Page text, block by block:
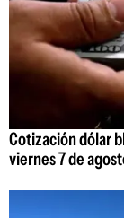
Cotización dólar
viernes 7 de